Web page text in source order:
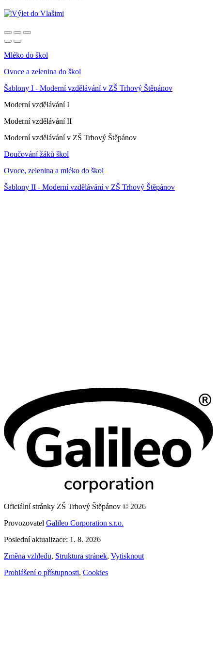
Mléko do škol
Ovoce a zelenina do škol
Šablony I - Moderní vzdělávání v ZŠ Trhový Štěpánov
Moderní vzdělávání I
Moderní vzdělávání II
Moderní vzdělávání v ZŠ Trhový Štěpánov
Doučování žáků škol
Ovoce, zelenina a mléko do škol
Šablony II - Moderní vzdělávání v ZŠ Trhový Štěpánov
Oficiální stránky ZŠ Trhový Štěpánov © 2026
Provozovatel Galileo Corporation s.r.o.
Poslední aktualizace: 1. 8. 2026
Změna vzhledu, Struktura stránek, Vytisknout
Prohlášení o přístupnosti, Cookies